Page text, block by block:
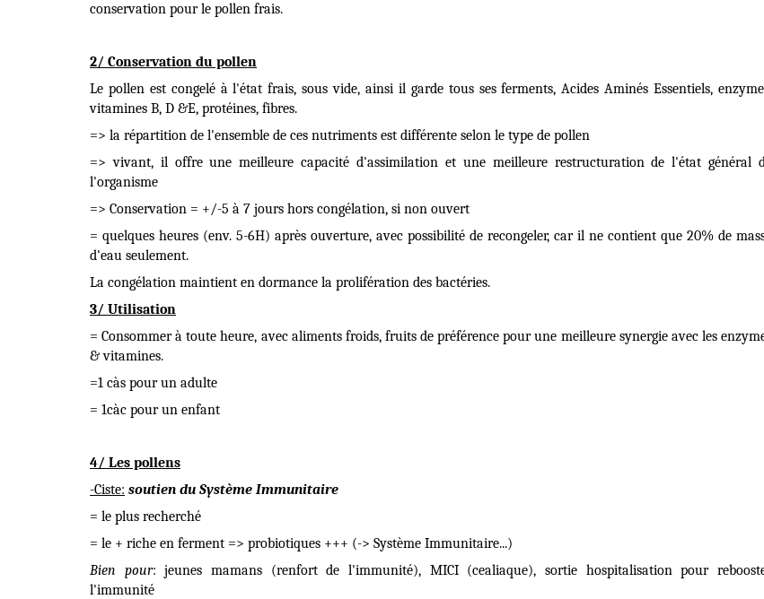
conservation pour le pollen frais.
2/ Conservation du pollen
Le pollen est congelé à l'état frais, sous vide, ainsi il garde tous ses ferments, Acides Aminés Essentiels,
vitamines B, D &E, protéines, fibres.
=> la répartition de l'ensemble de ces nutriments est différente selon le type de pollen
=> vivant, il offre une meilleure capacité d'assimilation et une meilleure restructuration de l'état général
l'organisme
=> Conservation = +/-5 à 7 jours hors congélation, si non ouvert
= quelques heures (env. 5-6H) après ouverture, avec possibilité de recongeler, car il ne contient que 20% de
d'eau seulement.
La congélation maintient en dormance la prolifération des bactéries.
3/ Utilisation
= Consommer à toute heure, avec aliments froids, fruits de préférence pour une meilleure synergie avec les
& vitamines.
=1 càs pour un adulte
= 1càc pour un enfant
4/ Les pollens
-Ciste: soutien du Système Immunitaire
= le plus recherché
= le + riche en ferment => probiotiques +++ (-> Système Immunitaire...)
Bien pour: jeunes mamans (renfort de l'immunité), MICI (cealiaque), sortie hospitalisation pour
l'immunité